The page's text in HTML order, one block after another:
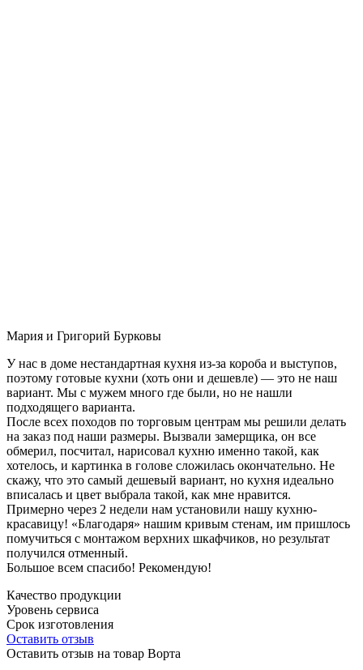
Мария и Григорий Бурковы
У нас в доме нестандартная кухня из-за короба и выступов,
поэтому готовые кухни (хоть они и дешевле) — это не наш
вариант. Мы с мужем много где были, но не нашли
подходящего варианта.
После всех походов по торговым центрам мы решили делать
на заказ под наши размеры. Вызвали замерщика, он все
обмерил, посчитал, нарисовал кухню именно такой, как
хотелось, и картинка в голове сложилась окончательно. Не
скажу, что это самый дешевый вариант, но кухня идеально
вписалась и цвет выбрала такой, как мне нравится.
Примерно через 2 недели нам установили нашу кухню-
красавицу! «Благодаря» нашим кривым стенам, им пришлось
помучиться с монтажом верхних шкафчиков, но результат
получился отменный.
Большое всем спасибо! Рекомендую!
Качество продукции
Уровень сервиса
Срок изготовления
Оставить отзыв
Оставить отзыв на товар Ворта